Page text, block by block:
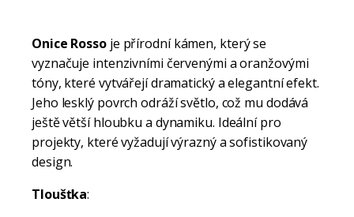
Onice Rossoje přírodní kámen, který se
vyznačuje intenzivními červenými a oranžovými
tóny, které vytvářejí dramatický a elegantní efekt.
Jeho lesklý povrch odráží světlo, což mu dodává
ještě větší hloubku a dynamiku. Ideální pro
projekty, které vyžadují výrazný a sofistikovaný
design.
Tloušťka: